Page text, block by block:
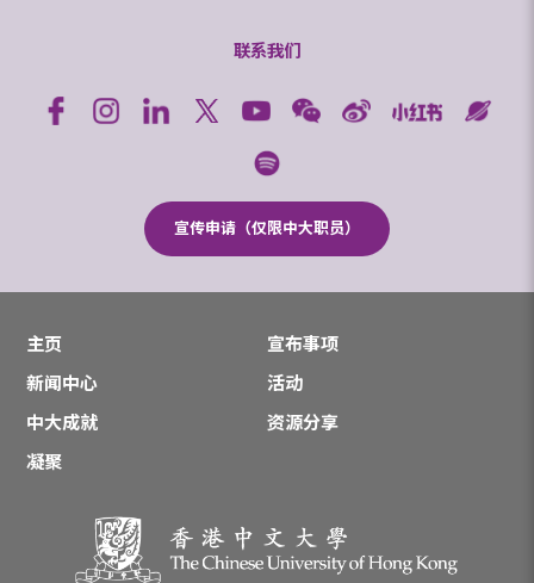
联系我们
宣传申请（仅限中大职员）
主页
宣布事项
新闻中心
活动
中大成就
资源分享
凝聚